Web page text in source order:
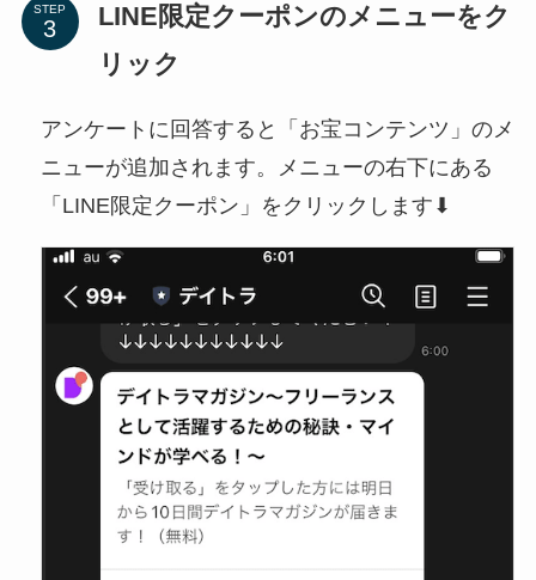
STEP
LINE限定クーポンのメニューをク
リック
アンケートに回答すると「お宝コンテンツ」のメ
ニューが追加されます。メニューの右下にある
「LINE限定クーポン」をクリックします⬇︎